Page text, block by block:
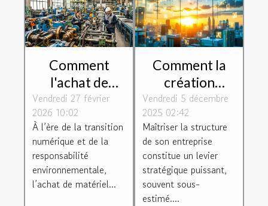
Comment
l'achat de
matériel
reconditionné
stimule
l'efficacité
industrielle ?
Vendredi 27 février
2026 10:02
À l’ère de la transition
numérique et de la
responsabilité
environnementale,
l’achat de matériel...
Comment la
création
holding peut
dynamiser
votre stratégie
d'entreprise
Vendredi 5 décembre
2025 02:42
Maîtriser la structure
de son entreprise
constitue un levier
stratégique puissant,
souvent sous-
estimé....